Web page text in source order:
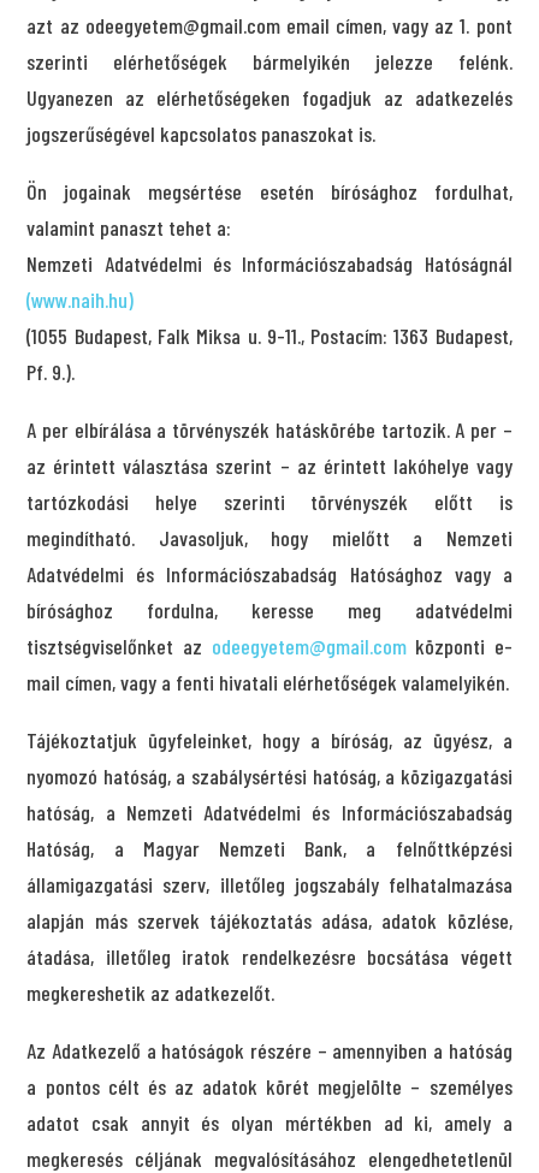
azt az odeegyetem@gmail.com email címen, vagy az 1. pont
szerinti elérhetőségek bármelyikén jelezze felénk.
Ugyanezen az elérhetőségeken fogadjuk az adatkezelés
jogszerűségével kapcsolatos panaszokat is.
Ön jogainak megsértése esetén bírósághoz fordulhat,
valamint panaszt tehet a:
Nemzeti Adatvédelmi és Információszabadság Hatóságnál
(www.naih.hu)
(1055 Budapest, Falk Miksa u. 9-11., Postacím: 1363 Budapest,
Pf. 9.).
A per elbírálása a törvényszék hatáskörébe tartozik. A per –
az érintett választása szerint – az érintett lakóhelye vagy
tartózkodási helye szerinti törvényszék előtt is
megindítható. Javasoljuk, hogy mielőtt a Nemzeti
Adatvédelmi és Információszabadság Hatósághoz vagy a
bírósághoz fordulna, keresse meg adatvédelmi
tisztségviselőnket az odeegyetem@gmail.comközponti e-
mail címen, vagy a fenti hivatali elérhetőségek valamelyikén.
Tájékoztatjuk ügyfeleinket, hogy a bíróság, az ügyész, a
nyomozó hatóság, a szabálysértési hatóság, a közigazgatási
hatóság, a Nemzeti Adatvédelmi és Információszabadság
Hatóság, a Magyar Nemzeti Bank, a felnőttképzési
államigazgatási szerv, illetőleg jogszabály felhatalmazása
alapján más szervek tájékoztatás adása, adatok közlése,
átadása, illetőleg iratok rendelkezésre bocsátása végett
megkereshetik az adatkezelőt.
Az Adatkezelő a hatóságok részére – amennyiben a hatóság
a pontos célt és az adatok körét megjelölte – személyes
adatot csak annyit és olyan mértékben ad ki, amely a
megkeresés céljának megvalósításához elengedhetetlenül